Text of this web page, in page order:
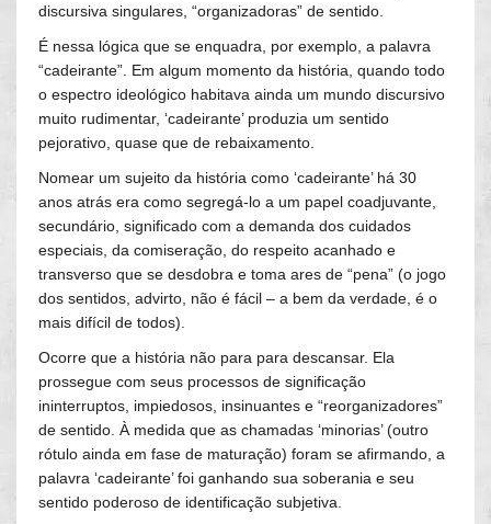
discursiva singulares, “organizadoras” de sentido.
É nessa lógica que se enquadra, por exemplo, a palavra
“cadeirante”. Em algum momento da história, quando todo
o espectro ideológico habitava ainda um mundo discursivo
muito rudimentar, ‘cadeirante’ produzia um sentido
pejorativo, quase que de rebaixamento.
Nomear um sujeito da história como ‘cadeirante’ há 30
anos atrás era como segregá-lo a um papel coadjuvante,
secundário, significado com a demanda dos cuidados
especiais, da comiseração, do respeito acanhado e
transverso que se desdobra e toma ares de “pena” (o jogo
dos sentidos, advirto, não é fácil – a bem da verdade, é o
mais difícil de todos).
Ocorre que a história não para para descansar. Ela
prossegue com seus processos de significação
ininterruptos, impiedosos, insinuantes e “reorganizadores”
de sentido. À medida que as chamadas ‘minorias’ (outro
rótulo ainda em fase de maturação) foram se afirmando, a
palavra ‘cadeirante’ foi ganhando sua soberania e seu
sentido poderoso de identificação subjetiva.